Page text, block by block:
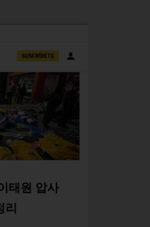
태원 압사
리